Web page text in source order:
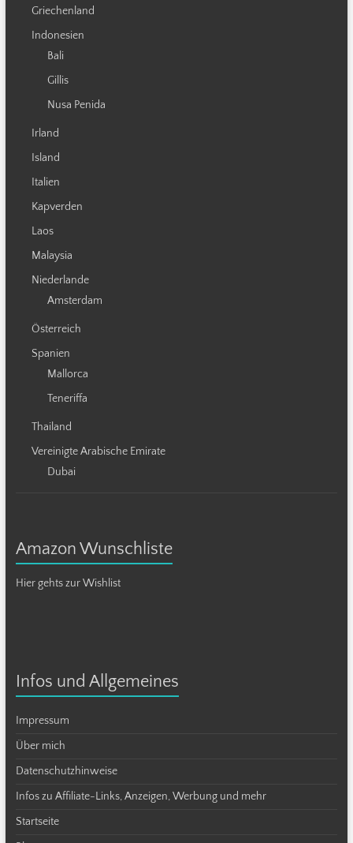
Griechenland
Indonesien
Bali
Gillis
Nusa Penida
Irland
Island
Italien
Kapverden
Laos
Malaysia
Niederlande
Amsterdam
Österreich
Spanien
Mallorca
Teneriffa
Thailand
Vereinigte Arabische Emirate
Dubai
Amazon Wunschliste
Hier gehts zur Wishlist
Infos und Allgemeines
Impressum
Über mich
Datenschutzhinweise
Infos zu Affiliate-Links, Anzeigen, Werbung und mehr
Startseite